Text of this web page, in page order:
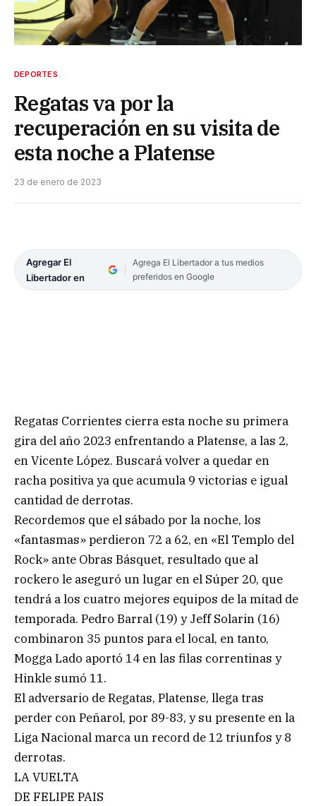
DEPORTES
Regatas va por la
recuperación en su visita de
esta noche a Platense
23 de enero de 2023
Agregar El
Libertador en
Agrega El Libertador a tus medios
preferidos en Google
Regatas Corrientes cierra esta noche su primera
gira del año 2023 enfrentando a Platense, a las 2,
en Vicente López. Buscará volver a quedar en
racha positiva ya que acumula 9 victorias e igual
cantidad de derrotas.
Recordemos que el sábado por la noche, los
«fantasmas» perdieron 72 a 62, en «El Templo del
Rock» ante Obras Básquet, resultado que al
rockero le aseguró un lugar en el Súper 20, que
tendrá a los cuatro mejores equipos de la mitad de
temporada. Pedro Barral (19) y Jeff Solarin (16)
combinaron 35 puntos para el local, en tanto,
Mogga Lado aportó 14 en las filas correntinas y
Hinkle sumó 11.
El adversario de Regatas, Platense, llega tras
perder con Peñarol, por 89-83, y su presente en la
Liga Nacional marca un record de 12 triunfos y 8
derrotas.
LA VUELTA
DE FELIPE PAIS